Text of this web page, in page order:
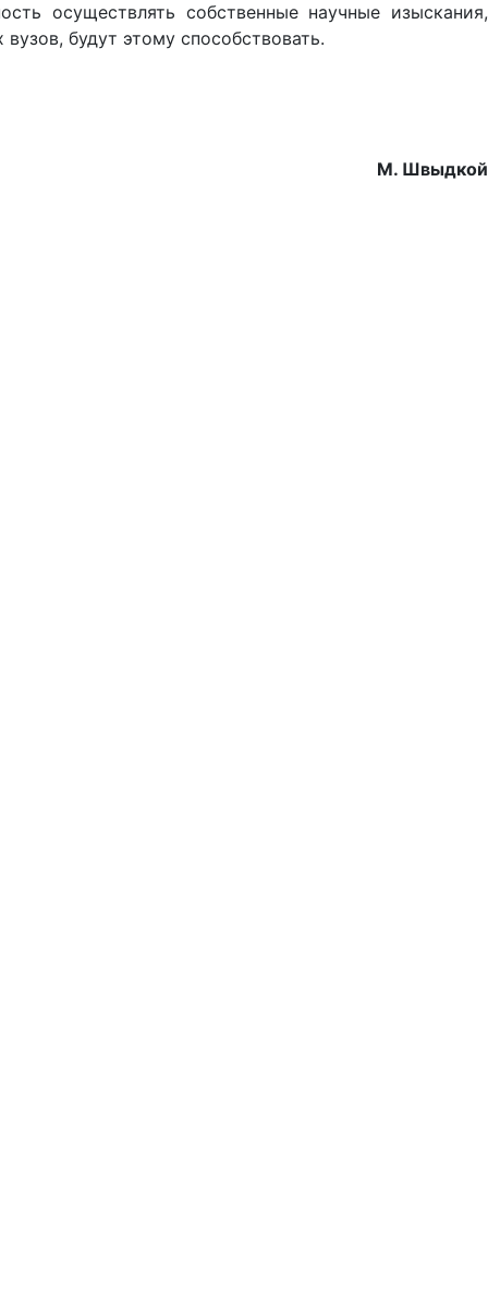
осуществлять собственные научные изыскания,
будут этому способствовать.
М. Швыдкой